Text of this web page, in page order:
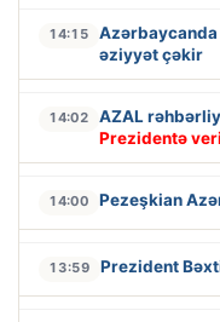
14:15
Azərbaycanda
əziyyət çəkir
14:02 AZAL
Prezidentə
14:00 Pezeşkian
13:59 Prezident